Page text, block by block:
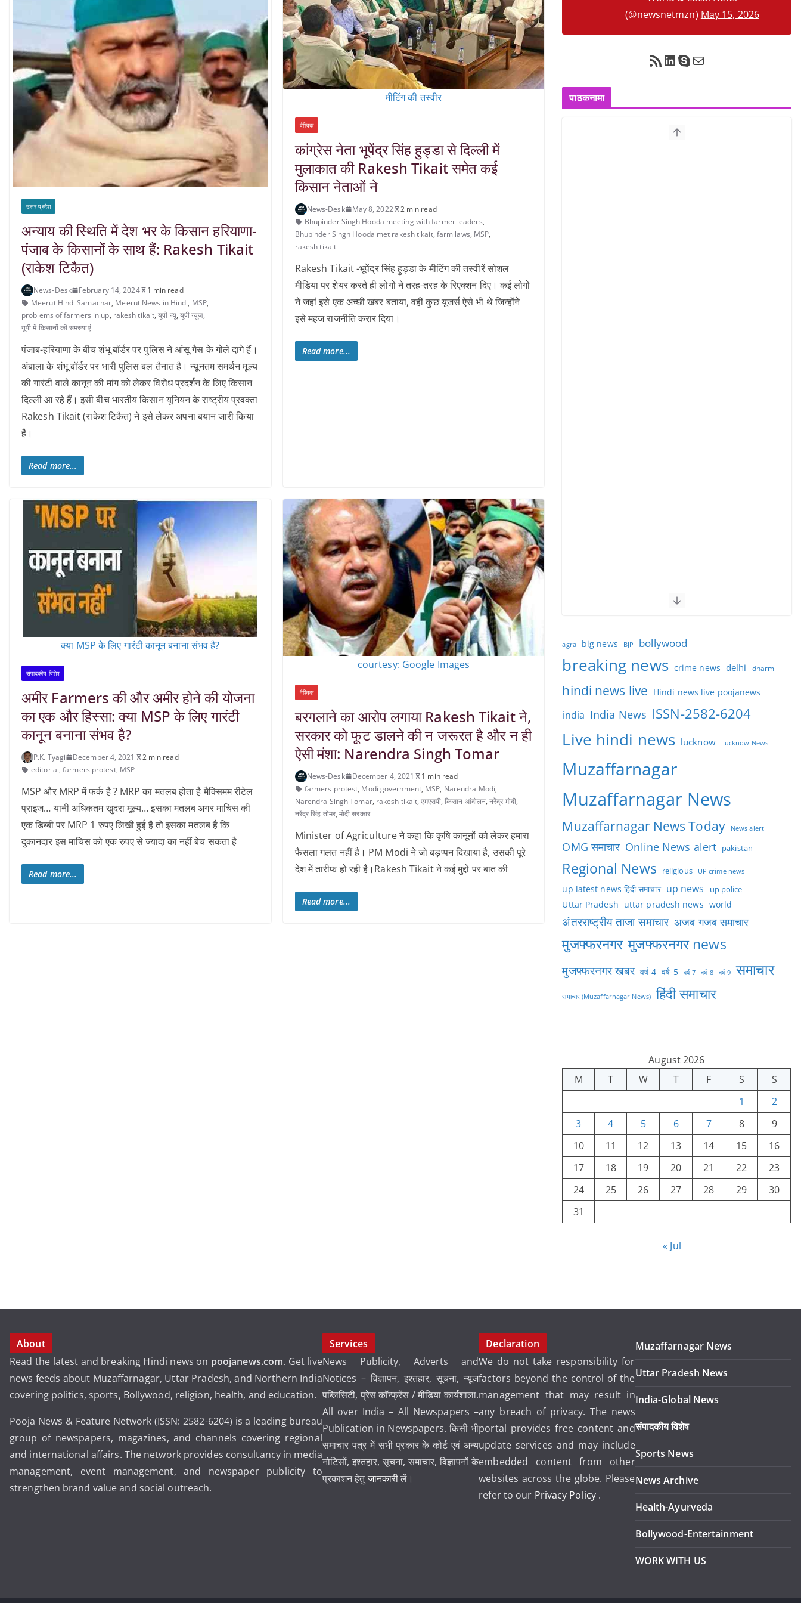
उत्तर प्रदेश
अन्याय की स्थिति में देश भर के किसान हरियाणा-
पंजाब के किसानों के साथ हैं: Rakesh Tikait
(राकेश टिकैत)
News-Desk February 14, 2024
1 min read
Meerut Hindi Samachar, Meerut News in Hindi, MSP,
problems of farmers in up, rakesh tikait,यूपी न्यू, यूपी न्यूज,
यूपी में किसानों की समस्याएं
पंजाब-हरियाणा के बीच शंभू बॉर्डर पर पुलिस ने आंसू गैस के गोले दागे हैं।
अंबाला के शंभू बॉर्डर पर भारी पुलिस बल तैनात है। न्यूनतम समर्थन मूल्य
की गारंटी वाले कानून की मांग को लेकर विरोध प्रदर्शन के लिए किसान
दिल्ली आ रहे हैं। इसी बीच भारतीय किसान यूनियन के राष्ट्रीय प्रवक्ता
Rakesh Tikait (राकेश टिकैत) ने इसे लेकर अपना बयान जारी किया
है।
Read more...
मीटिंग की तस्वीर
वैश्विक
कांग्रेस नेता भूपेंद्र सिंह हुड्डा से दिल्ली में
मुलाकात की Rakesh Tikait समेत कई
किसान नेताओं ने
News-Desk May 8, 2022
2 min read
Bhupinder Singh Hooda meeting with farmer leaders,
Bhupinder Singh Hooda met rakesh tikait, farm laws, MSP,
rakesh tikait
Rakesh Tikait -भूपेंद्र सिंह हुड्डा के मीटिंग की तस्वीरें सोशल
मीडिया पर शेयर करते ही लोगों ने तरह-तरह के रिएक्शन दिए। कई लोगों
ने जहां इसे एक अच्छी खबर बताया, वहीं कुछ यूजर्स ऐसे भी थे जिन्होंने
इसे महज राजनीति करार दिया।
Read more...
क्या MSP के लिए गारंटी कानून बनाना संभव है?
संपादकीय विशेष
अमीर Farmers की और अमीर होने की योजना
का एक और हिस्सा: क्या MSP के लिए गारंटी
कानून बनाना संभव है?
P.K. Tyagi December 4, 2021
2 min read
editorial,farmers protest, MSP
MSP और MRP में फर्क है ? MRP का मतलब होता है मैक्सिमम रीटेल
प्राइज… यानी अधिकतम खुदरा मूल्य… इसका मतलब अगर माचिस की
एक डिब्बी पर MRP 1 रुपए लिखी हुई है तो इसका मतलब है कि
दुकानदार इस माचिस को एक रुपए से ज्यादा का नहीं बेच सकता है
Read more...
courtesy: Google Images
वैश्विक
बरगलाने का आरोप लगाया Rakesh Tikait ने,
सरकार को फूट डालने की न जरूरत है और न ही
ऐसी मंशा: Narendra Singh Tomar
News-Desk December 4, 2021
1 min read
farmers protest, Modi government, MSP, Narendra Modi,
Narendra Singh Tomar, rakesh tikait,एमएसपी,किसान आंदोलन,नरेंद्र मोदी,
नरेंद्र सिंह तोमर,मोदी सरकार
Minister of Agriculture ने कहा कि कृषि कानूनों को लेकर हमारा
फैसला गलत नहीं है। PM Modi ने जो बड़प्पन दिखाया है, उसकी पूरे
देश में तारीफ हो रही है।Rakesh Tikait ने कई मुद्दों पर बात की
Read more...
(@newsnetmzn) May 15, 2026
RSS Feed LinkedIn Skype Mail
पाठकनामा
agra big news BJP bollywood
breaking news crime news delhi dharm
hindi news live Hindi news live poojanews
india India News ISSN-2582-6204
Live hindi news lucknow Lucknow News
Muzaffarnagar
Muzaffarnagar News
Muzaffarnagar News Today News alert
OMG समाचार Online News alert pakistan
Regional News religious UP crime news
up latest news हिंदी समाचार up news up police
Uttar Pradesh uttar pradesh news world
अंतरराष्ट्रीय ताजा समाचार अजब गजब समाचार
मुजफ्फरनगर मुजफ्फरनगर news
मुजफ्फरनगर खबर वर्ष-4 वर्ष-5 वर्ष-7 वर्ष-8 वर्ष-9 समाचार
समाचार (Muzaffarnagar News) हिंदी समाचार
August 2026
M
T W T F S
S
1
2
3
4 5 6 7 8
9
10
11 12 13 14 15
16
17
18 19 20 21 22
23
24
25 26 27 28 29
30
31
« Jul
About
Read the latest and breaking Hindi news on poojanews.com. Get live
news feeds about Muzaffarnagar, Uttar Pradesh, and Northern India
covering politics, sports, Bollywood, religion, health, and education.
Pooja News & Feature Network (ISSN: 2582-6204) is a leading bureau
group of newspapers, magazines, and channels covering regional
and international affairs. The network provides consultancy in media
management, event management, and newspaper publicity to
strengthen brand value and social outreach.
Services
News Publicity, Adverts and
Notices – विज्ञापन, इश्तहार, सूचना, न्यूज
पब्लिसिटी, प्रेस कॉन्फ्रेंस / मीडिया कार्यशाला.
All over India – All Newspapers –
Publication in Newspapers. किसी भी
समाचार पत्र में सभी प्रकार के कोर्ट एवं अन्य
नोटिसों, इश्तहार, सूचना, समाचार, विज्ञापनों के
प्रकाशन हेतुजानकारीलें।
Declaration
We do not take responsibility for
factors beyond the control of the
management that may result in
any breach of privacy. The news
portal provides free content and
update services and may include
embedded content from other
websites across the globe. Please
refer to our Privacy Policy .
Muzaffarnagar News
Uttar Pradesh News
India-Global News
संपादकीय विशेष
Sports News
News Archive
Health-Ayurveda
Bollywood-Entertainment
WORK WITH US